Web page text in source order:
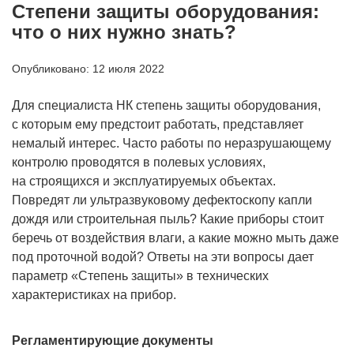
Степени защиты оборудования:
что о них нужно знать?
Опубликовано: 12 июля 2022
Для специалиста НК степень защиты оборудования,
с которым ему предстоит работать, представляет
немалый интерес. Часто работы по неразрушающему
контролю проводятся в полевых условиях,
на строящихся и эксплуатируемых объектах.
Повредят ли ультразвуковому дефектоскопу капли
дождя или строительная пыль? Какие приборы стоит
беречь от воздействия влаги, а какие можно мыть даже
под проточной водой? Ответы на эти вопросы дает
параметр «Степень защиты» в технических
характеристиках на прибор.
Регламентирующие документы